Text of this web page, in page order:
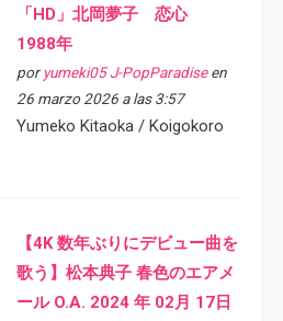
「HD」北岡夢子 恋心
1988年
por yumeki05 J-PopParadiseen
26 marzo 2026 a las 3:57
Yumeko Kitaoka / Koigokoro
【4K 数年ぶりにデビュー曲を
歌う】松本典子 春色のエアメ
ール O.A. 2024 年 02月 17日